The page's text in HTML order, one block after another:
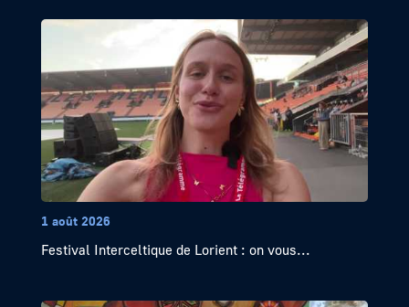
1 août 2026
Festival Interceltique de Lorient : on vous...